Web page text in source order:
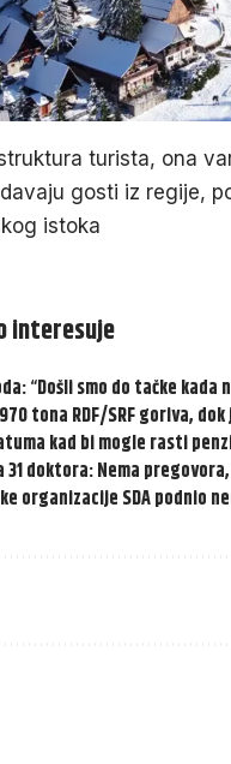
turista, ona
gosti iz regije,
istoka
interesuje
“Došli smo do tačke
tona RDF/SRF goriva,
kad bi mogle rasti
doktora: Nema
organizacije SDA podnio